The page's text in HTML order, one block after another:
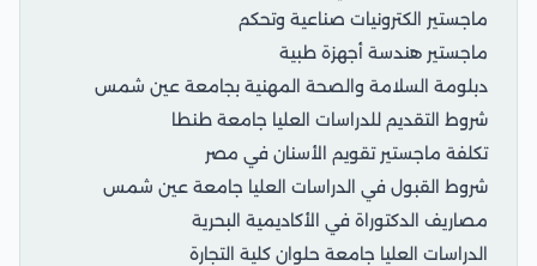
ماجستير الكترونيات صناعية وتحكم
ماجستير هندسة أجهزة طبية
دبلومة السلامة والصحة المهنية بجامعة عين شمس
شروط التقديم للدراسات العليا جامعة طنطا
تكلفة ماجستير تقويم الأسنان في مصر
شروط القبول في الدراسات العليا جامعة عين شمس
مصاريف الدكتوراة في الأكاديمية البحرية
الدراسات العليا جامعة حلوان كلية التجارة